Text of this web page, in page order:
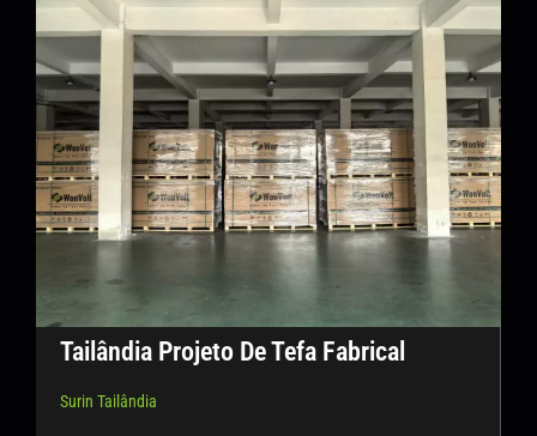
Tailândia Projeto De Tefa Fabrical
Surin Tailândia